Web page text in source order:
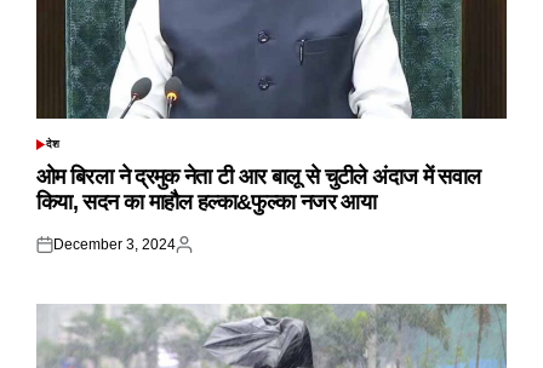
POSTED
देश
ओम बिरला ने द्रमुक नेता टी आर बालू से चुटीले अंदाज में सवाल
किया, सदन का माहौल हल्का&फुल्का नजर आया
Posted
December 3, 2024
Posted